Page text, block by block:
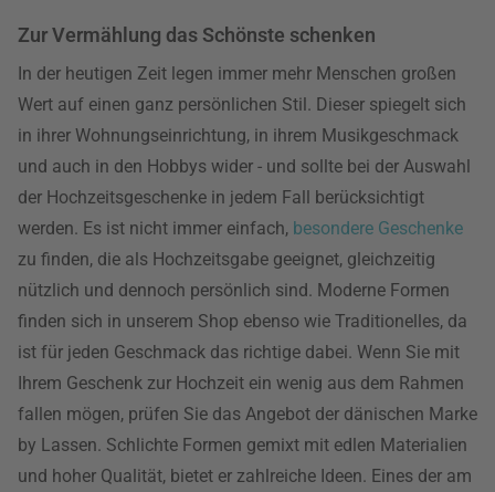
Zur Vermählung das Schönste schenken
In der heutigen Zeit legen immer mehr Menschen großen
Wert auf einen ganz persönlichen Stil. Dieser spiegelt sich
in ihrer Wohnungseinrichtung, in ihrem Musikgeschmack
und auch in den Hobbys wider - und sollte bei der Auswahl
der Hochzeitsgeschenke in jedem Fall berücksichtigt
werden. Es ist nicht immer einfach, besondere Geschenke
zu finden, die als Hochzeitsgabe geeignet, gleichzeitig
nützlich und dennoch persönlich sind. Moderne Formen
finden sich in unserem Shop ebenso wie Traditionelles, da
ist für jeden Geschmack das richtige dabei. Wenn Sie mit
Ihrem Geschenk zur Hochzeit ein wenig aus dem Rahmen
fallen mögen, prüfen Sie das Angebot der dänischen Marke
by Lassen. Schlichte Formen gemixt mit edlen Materialien
und hoher Qualität, bietet er zahlreiche Ideen. Eines der am